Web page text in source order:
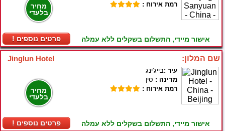
מחיר
בלעדי
! פרטים נוספים
רמת אירוח :
אישור מיידי, התשלום בשקלים ללא עמלה
Jinglun Hotel שם המלון:
מחיר
בלעדי
! פרטים נוספים
עיר :בייג'ינג
מדינה : סין
רמת אירוח :
אישור מיידי, התשלום בשקלים ללא עמלה